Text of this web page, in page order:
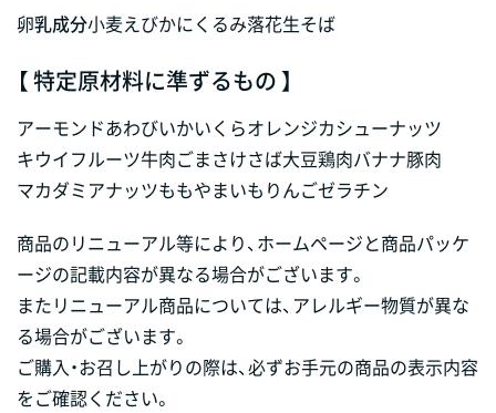
卵乳成分小麦えびかにくるみ落花生そば
【 特定原材料に準ずるもの 】
アーモンドあわびいかいくらオレンジカシューナッツ
キウイフルーツ牛肉ごまさけさば大豆鶏肉バナナ豚肉
マカダミアナッツももやまいも りんごゼラチン
商品のリニューアル等により、ホームページと商品パッケ
ージの記載内容が異なる場合がございます。
またリニューアル商品については、アレルギー物質が異な
る場合がございます。
ご購入・お召し上がりの際は、必ずお手元の商品の表示内容
をご確認ください。